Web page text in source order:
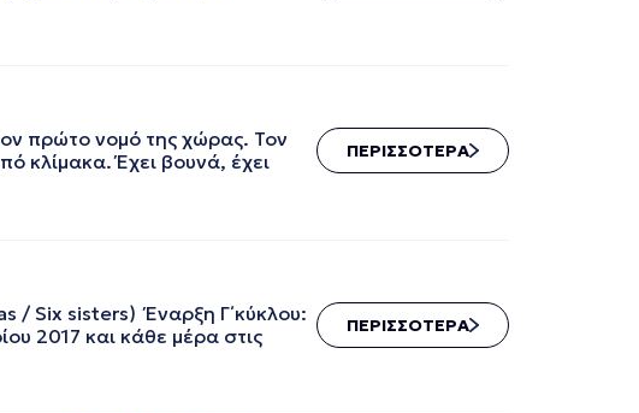
πρώτο νομό της χώρας. Τον
κλίμακα. Έχει βουνά, έχει
ΠΕΡΙΣΣΟΤΕΡΑ
/ Six sisters) Έναρξη Γ΄ κύκλου:
2017 και κάθε μέρα στις
ΠΕΡΙΣΣΟΤΕΡΑ